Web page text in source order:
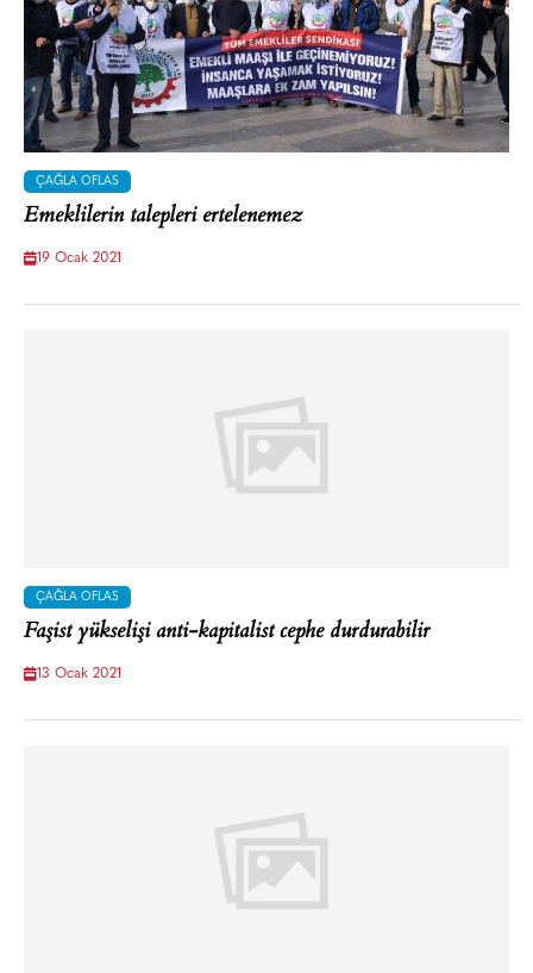
ÇAĞLA OFLAS
Emeklilerin talepleri ertelenemez
19 Ocak 2021
ÇAĞLA OFLAS
Faşist yükselişi anti-kapitalist cephe durdurabilir
13 Ocak 2021